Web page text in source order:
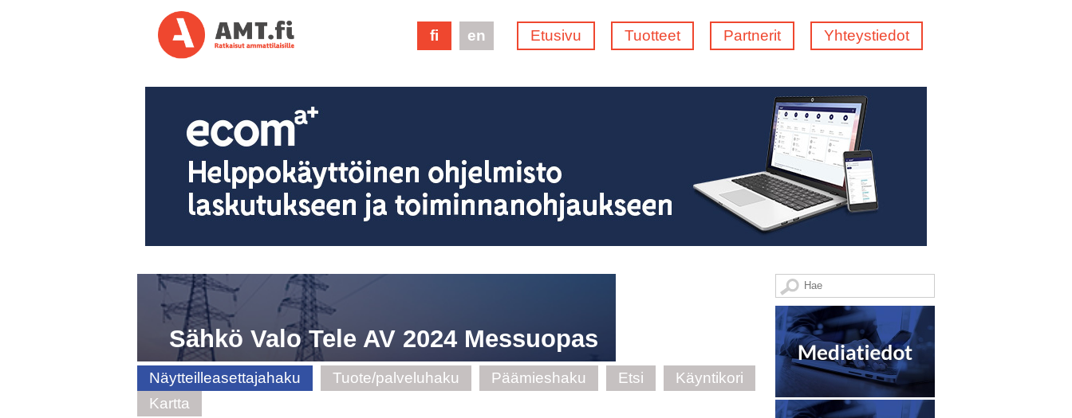
Etusivu Tuotteet Partnerit Yhteystiedot
fi en
Sähkö Valo Tele AV 2024 Messuopas
Näytteilleasettajahaku Tuote/palveluhaku Päämieshaku Etsi
Käyntikori
Kartta